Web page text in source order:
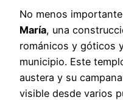
No menos
María, una
románicos y góticos
municipio. Este
austera y su
visible desde varios